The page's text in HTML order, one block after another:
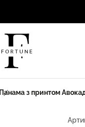
Панама з принтом